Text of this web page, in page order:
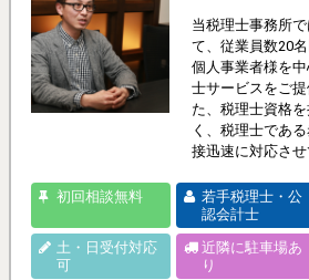
当税理士事務所
て、従業員数20
個人事業者様を
士サービスをご
た、税理士資格
く、税理士であ
接迅速に対応させ
初回相談無料
若手税理士・公
認会計士
土・日受付対応
可
近隣に駐車場あ
り